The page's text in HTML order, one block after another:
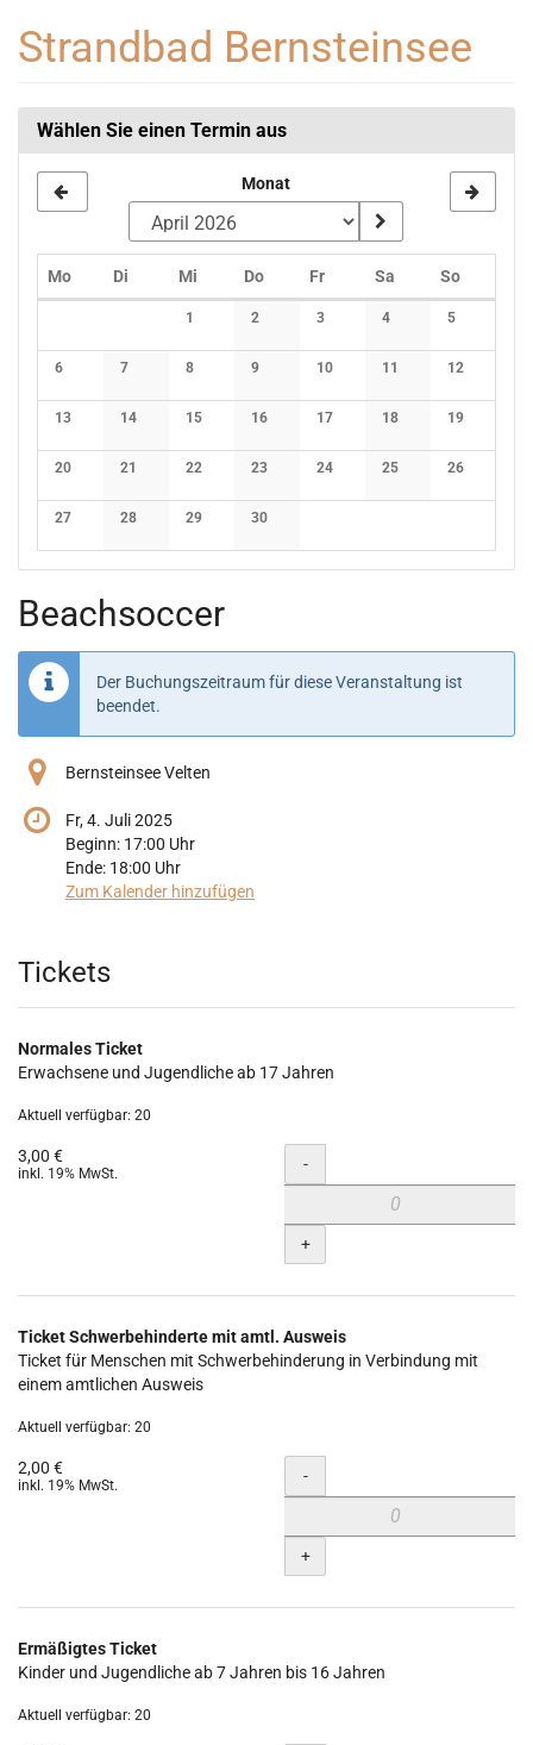
Haupt-
Strandbad Bernsteinsee
Wählen Sie einen Termin aus
Monat
MoMontag
Di Dienstag
Mi Mittwoch
DoDonnerstag
FrFreitagSa Samstag
SoSonntag
1
Keine Veranstaltungen
2
Keine Veranstaltungen
3
Keine Veranstaltungen
4
Keine Veranstaltungen
5
Keine
6
Keine Veranstaltungen
7
Keine Veranstaltungen
8
Keine Veranstaltungen
9
Keine Veranstaltungen
10
Keine Veranstaltungen
11
Keine Veranstaltungen
12
Keine
13
Keine Veranstaltungen
14
Keine Veranstaltungen
15
Keine Veranstaltungen
16
Keine Veranstaltungen
17
Keine Veranstaltungen
18
Keine Veranstaltungen
19
Keine
20
Keine Veranstaltungen
21
Keine Veranstaltungen
22
Keine Veranstaltungen
23
Keine Veranstaltungen
24
Keine Veranstaltungen
25
Keine Veranstaltungen
26
Keine
27
Keine Veranstaltungen
28
Keine Veranstaltungen
29
Keine Veranstaltungen
30
Keine Veranstaltungen
Beachsoccer
Der Buchungszeitraum für diese Veranstaltung ist
beendet.
Bernsteinsee Velten
Fr, 4. Juli 2025
Beginn: 17:00 Uhr
Ende: 18:00 Uhr
Zum Kalender hinzufügen
Produkte
Tickets
Normales Ticket
Erwachsene und Jugendliche ab 17 Jahren
Aktuell verfügbar: 20
3,00 €
inkl. 19% MwSt. Menge
-
+
Ticket Schwerbehinderte mit amtl. Ausweis
Ticket für Menschen mit Schwerbehinderung in Verbindung mit
einem amtlichen Ausweis
Aktuell verfügbar: 20
2,00 €
inkl. 19% MwSt. Menge
-
+
Ermäßigtes Ticket
Kinder und Jugendliche ab 7 Jahren bis 16 Jahren
Aktuell verfügbar: 20